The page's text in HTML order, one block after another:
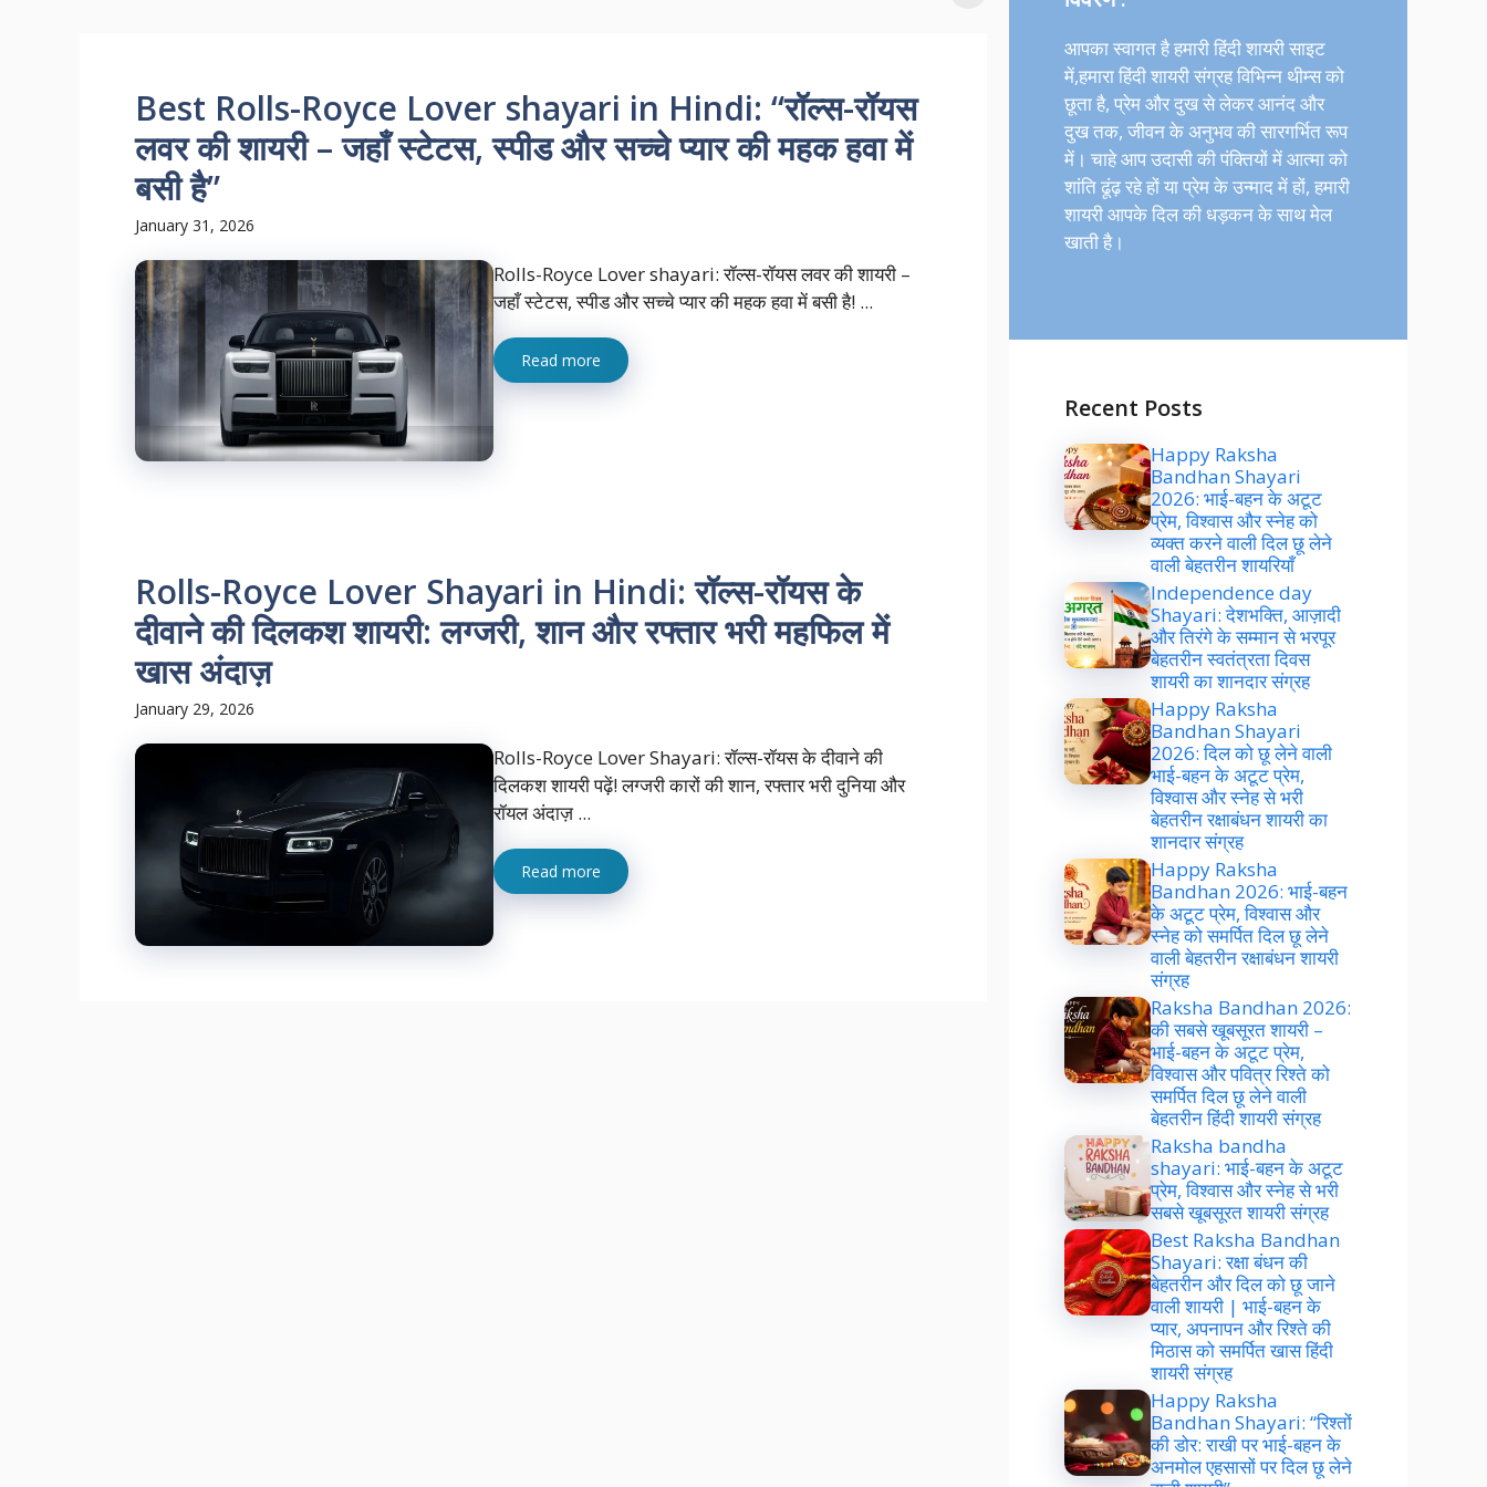
Best Rolls-Royce Lover shayari in Hindi: “रॉल्स-रॉयस
लवर की शायरी – जहाँ स्टेटस, स्पीड और सच्चे प्यार की महक हवा में
बसी है”
January 31, 2026
Rolls-Royce Lover shayari: रॉल्स-रॉयस लवर की शायरी –
जहाँ स्टेटस, स्पीड और सच्चे प्यार की महक हवा में बसी है! ...
Read more
Rolls-Royce Lover Shayari in Hindi: रॉल्स-रॉयस के
दीवाने की दिलकश शायरी: लग्जरी, शान और रफ्तार भरी महफिल में
खास अंदाज़
January 29, 2026
Rolls-Royce Lover Shayari: रॉल्स-रॉयस के दीवाने की
दिलकश शायरी पढ़ें! लग्जरी कारों की शान, रफ्तार भरी दुनिया और
रॉयल अंदाज़ ...
Read more
आपका स्वागत है हमारी हिंदी शायरी साइट
में,हमारा हिंदी शायरी संग्रह विभिन्न थीम्स को
छूता है, प्रेम और दुख से लेकर आनंद और
दुख तक, जीवन के अनुभव की सारगर्भित रूप
में। चाहे आप उदासी की पंक्तियों में आत्मा को
शांति ढूंढ़ रहे हों या प्रेम के उन्माद में हों, हमारी
शायरी आपके दिल की धड़कन के साथ मेल
खाती है।
Recent Posts
Happy Raksha
Bandhan Shayari
2026: भाई-बहन के अटूट
प्रेम, विश्वास और स्नेह को
व्यक्त करने वाली दिल छू लेने
वाली बेहतरीन शायरियाँ
Independence day
Shayari: देशभक्ति, आज़ादी
और तिरंगे के सम्मान से भरपूर
बेहतरीन स्वतंत्रता दिवस
शायरी का शानदार संग्रह
Happy Raksha
Bandhan Shayari
2026: दिल को छू लेने वाली
भाई-बहन के अटूट प्रेम,
विश्वास और स्नेह से भरी
बेहतरीन रक्षाबंधन शायरी का
शानदार संग्रह
Happy Raksha
Bandhan 2026: भाई-बहन
के अटूट प्रेम, विश्वास और
स्नेह को समर्पित दिल छू लेने
वाली बेहतरीन रक्षाबंधन शायरी
संग्रह
Raksha Bandhan 2026:
की सबसे खूबसूरत शायरी –
भाई-बहन के अटूट प्रेम,
विश्वास और पवित्र रिश्ते को
समर्पित दिल छू लेने वाली
बेहतरीन हिंदी शायरी संग्रह
Raksha bandha
shayari: भाई-बहन के अटूट
प्रेम, विश्वास और स्नेह से भरी
सबसे खूबसूरत शायरी संग्रह
Best Raksha Bandhan
Shayari: रक्षा बंधन की
बेहतरीन और दिल को छू जाने
वाली शायरी | भाई-बहन के
प्यार, अपनापन और रिश्ते की
मिठास को समर्पित खास हिंदी
शायरी संग्रह
Happy Raksha
Bandhan Shayari: “रिश्तों
की डोर: राखी पर भाई-बहन के
अनमोल एहसासों पर दिल छू लेने